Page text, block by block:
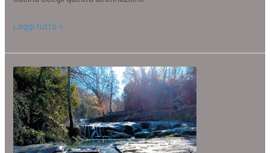
Leggi tutto »
Un
parco
nel
cuore
della
Tuscia